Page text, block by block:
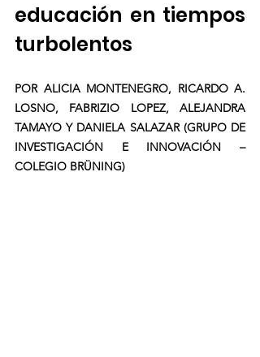
educación en tiempos
turbolentos
POR ALICIA MONTENEGRO, RICARDO A.
LOSNO, FABRIZIO LOPEZ, ALEJANDRA
TAMAYO Y DANIELA SALAZAR (GRUPO DE
INVESTIGACIÓN E INNOVACIÓN –
COLEGIO BRÜNING)